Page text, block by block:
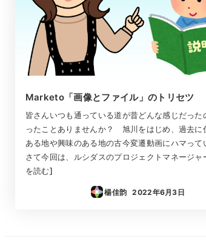
Marketo「画像とファイル」のトリセツ
皆さんいつも通っている道が昔どんな感じだった
ったことありませんか？ 旭川をはじめ、過去に
ある地や興味のある地の古今変遷動画にハマって
さて今回は、ルシダスのプロジェクトマネージ
を読む]
楊佳韵
投稿日
2022年6月3日